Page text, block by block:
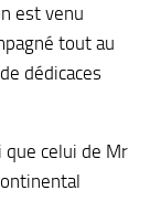
est venu
tout au
dédicaces
que celui de Mr